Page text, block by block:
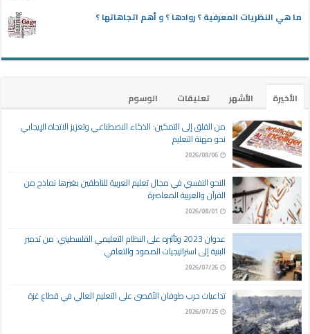
ما هي النظريات المعرفية ؟ روادها ؟ و أهم اتجاهاتها ؟
الأخيرة الأشهر تعليقات
الوسوم
من القلق إلى التمكين: الذكاء الاصطناعي وتعزيز الاتجاه الإيجابي
نحو مهنة التعليم
2026/08/06
النحو النفسي في مجال تعليم العربية للناطقين بغيرها نماذج من
القرآن والعربية المعاصرة
2026/08/01
عدوان 2023 وتأثيره على النظام التعليمي الفلسطيني: من تدمير
البنية إلى استراتيجيات الصمود والتعافي
2026/07/26
تداعيات حرب طوفان الأقصى على التعليم العالي في قطاع غزة
2026/07/25